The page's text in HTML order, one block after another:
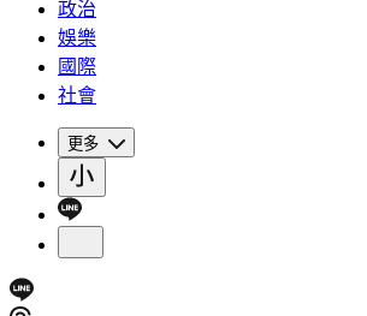
政治
娛樂
國際
社會
更多